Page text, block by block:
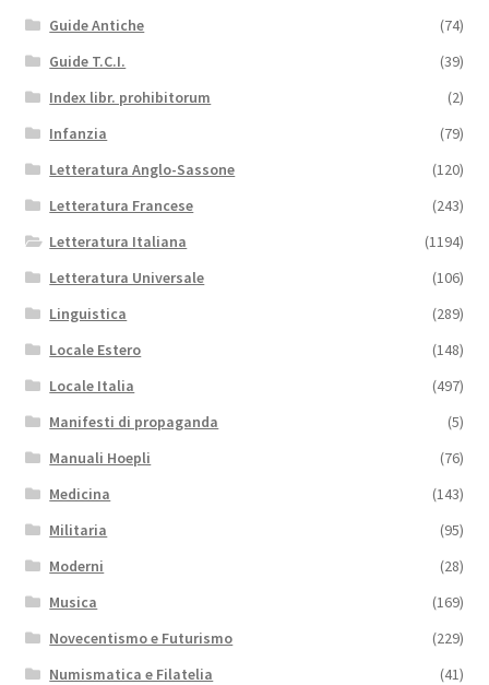
Guide Antiche
(74)
Guide T.C.I.
(39)
Index libr. prohibitorum
(2)
Infanzia
(79)
Letteratura Anglo-Sassone
(120)
Letteratura Francese
(243)
Letteratura Italiana
(1194)
Letteratura Universale
(106)
Linguistica
(289)
Locale Estero
(148)
Locale Italia
(497)
Manifesti di propaganda
(5)
Manuali Hoepli
(76)
Medicina
(143)
Militaria
(95)
Moderni
(28)
Musica
(169)
Novecentismo e Futurismo
(229)
Numismatica e Filatelia
(41)